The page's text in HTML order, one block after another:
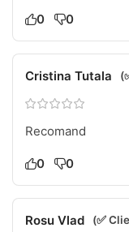
0 0
Cristina Tutala
Recomand
0 0
Rosu Vlad (✅